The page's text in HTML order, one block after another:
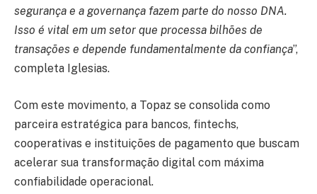
segurança e a governança fazem parte do nosso DNA.
Isso é vital em um setor que processa bilhões de
transações e depende fundamentalmente da confiança”,
completa Iglesias.
Com este movimento, a Topaz se consolida como
parceira estratégica para bancos, fintechs,
cooperativas e instituições de pagamento que buscam
acelerar sua transformação digital com máxima
confiabilidade operacional.